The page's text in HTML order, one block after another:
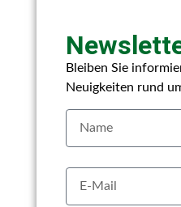
Bleiben Sie
Neuigkeiten rund